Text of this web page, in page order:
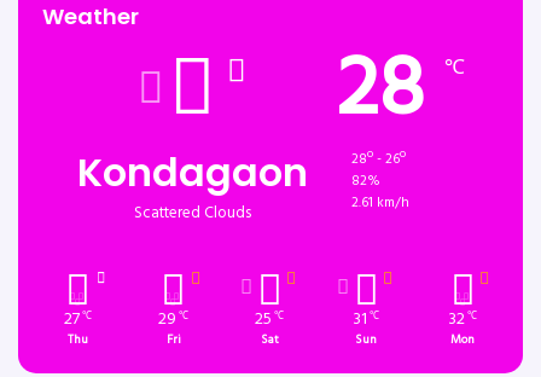
Weather
Kondagaon
Scattered Clouds
28 ℃
28º - 26º
82%
2.61 km/h
27℃
Thu
29 ℃
Fri
25 ℃
Sat
31 ℃
Sun
32℃
Mon